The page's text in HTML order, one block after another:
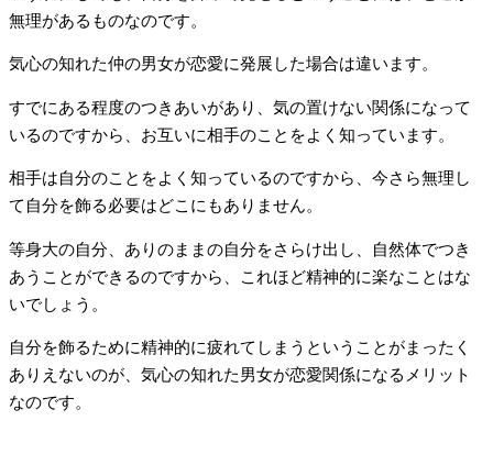
無理があるものなのです。
気心の知れた仲の男女が恋愛に発展した場合は違います。
すでにある程度のつきあいがあり、気の置けない関係になって
いるのですから、お互いに相手のことをよく知っています。
相手は自分のことをよく知っているのですから、今さら無理し
て自分を飾る必要はどこにもありません。
等身大の自分、ありのままの自分をさらけ出し、自然体でつき
あうことができるのですから、これほど精神的に楽なことはな
いでしょう。
自分を飾るために精神的に疲れてしまうということがまったく
ありえないのが、気心の知れた男女が恋愛関係になるメリット
なのです。